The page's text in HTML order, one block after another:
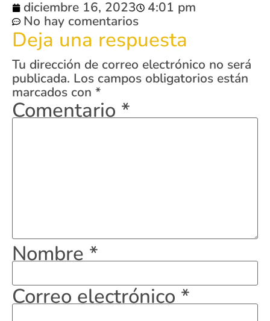
diciembre 16, 2023
4:01 pm
No hay comentarios
Deja una respuesta
Tu dirección de correo electrónico no será
publicada. Los campos obligatorios están
marcados con *
Comentario*
Nombre*
Correo electrónico*